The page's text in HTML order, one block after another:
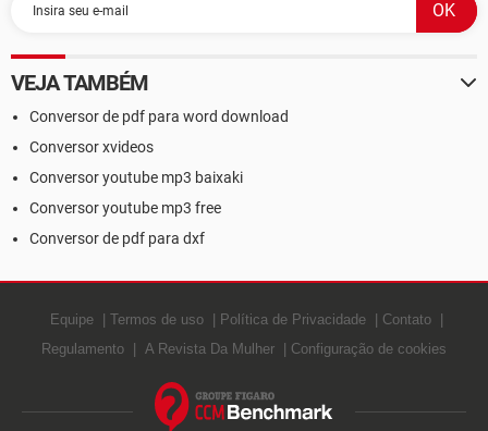
VEJA TAMBÉM
Conversor de pdf para word download
Conversor xvideos
Conversor youtube mp3 baixaki
Conversor youtube mp3 free
Conversor de pdf para dxf
Equipe Termos de uso Política de Privacidade
Contato
Regulamento
A Revista Da Mulher Configuração de cookies